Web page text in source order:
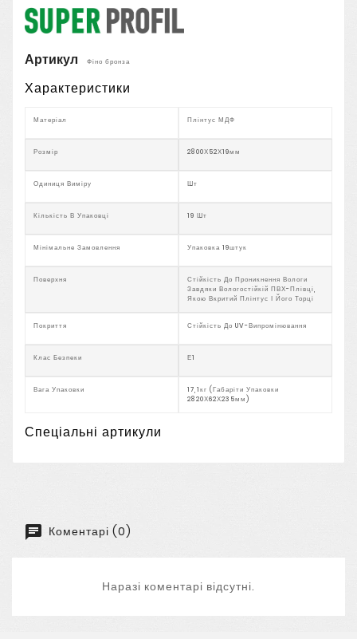
Артикул Фіно бронза
Характеристики
Матеріал Плінтус МДФ
Розмір 2800Х52Х19мм
Одиниця Виміру Шт
Кількість В Упаковці 19 Шт
Мінімальне Замовлення Упаковка 19штук
Поверхня
Стійкість До Проникнення Вологи
Завдяки Вологостійкій ПВХ-Плівці,
Якою Вкритий Плінтус І Його Торці
Покриття Стійкість До UV-Випромінювання
Клас Безпеки Е1
Вага Упаковки
17,1кг (Габаріти Упаковки
2820Х62Х235мм)
Спеціальні артикули
Коментарі (0)
Наразі коментарі відсутні.